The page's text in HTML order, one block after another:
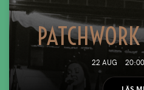
22 AUG 20:00